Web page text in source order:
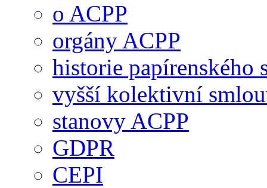
o ACPP
orgány ACPP
historie papírenského
vyšší kolektivní
stanovy ACPP
GDPR
CEPI